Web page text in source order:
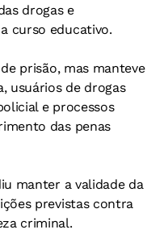
drogas e
curso educativo.
prisão, mas manteve
usuários de drogas
e processos
das penas
manter a validade da
previstas contra
criminal.